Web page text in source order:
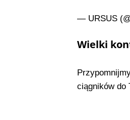
— URSUS
Wielki
ciągników do